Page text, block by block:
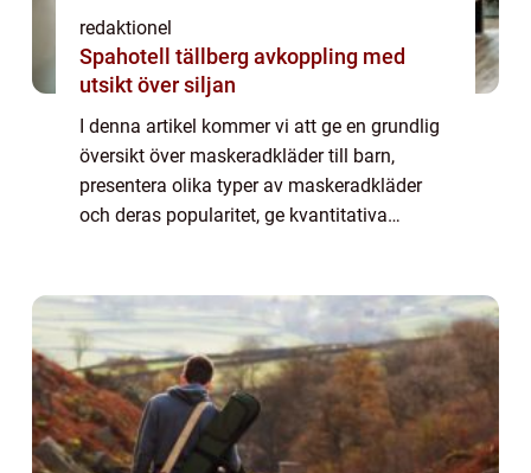
redaktionel
Spahotell tällberg avkoppling med
utsikt över siljan
I denna artikel kommer vi att ge en grundlig
översikt över maskeradkläder till barn,
presentera olika typer av maskeradkläder
och deras popularitet, ge kvantitativa
kommer vi...